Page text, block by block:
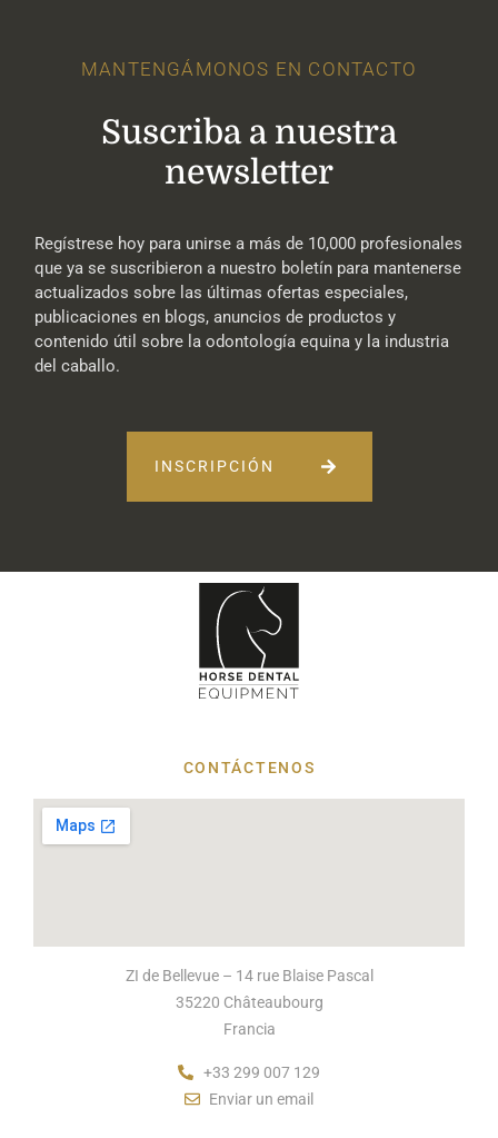
MANTENGÁMONOS EN CONTACTO
Suscriba a nuestra
newsletter
Regístrese hoy para unirse a más de 10,000 profesionales
que ya se suscribieron a nuestro boletín para mantenerse
actualizados sobre las últimas ofertas especiales,
publicaciones en blogs, anuncios de productos y
contenido útil sobre la odontología equina y la industria
del caballo.
INSCRIPCIÓN
CONTÁCTENOS
ZI de Bellevue – 14 rue Blaise Pascal
35220 Châteaubourg
Francia
+33 299 007 129
Enviar un email